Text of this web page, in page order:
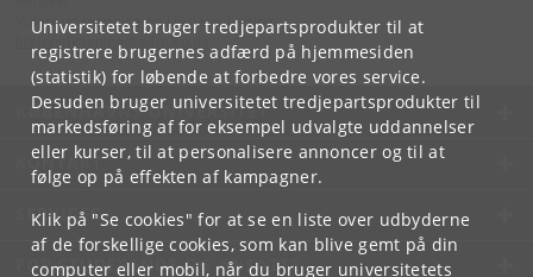
Universitetet bruger tredjepartsprodukter til at
registrere brugernes adfærd på hjemmesiden
(statistik) for løbende at forbedre vores service.
Desuden bruger universitetet tredjepartsprodukter til
markedsføring af for eksempel udvalgte uddannelser
eller kurser, til at personalisere annoncer og til at
følge op på effekten af kampagner.
Klik på "Se cookies" for at se en liste over udbyderne
af de forskellige cookies, som kan blive gemt på din
computer eller mobil, når du bruger universitetets
Videreuddannelse og Livslang Læring
.ku
KØBENHAVNS UNIVERSITET
KONTAKT
SERVICES
FOR STUDERENDE OG ANSATTE